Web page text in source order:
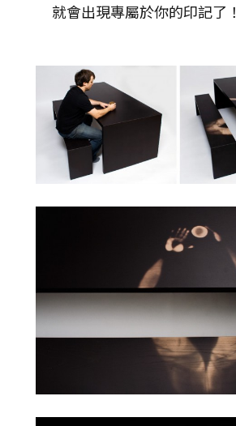
就會出現專屬於你的印記了！